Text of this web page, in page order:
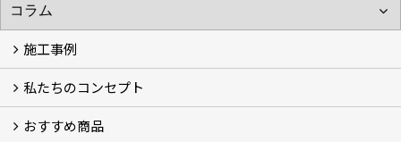
施工事例
施工事例
お客様の声 (46)
私たちのコンセプト
コンセプト
完成までの流れ
お庭のメンテナンスについて
おすすめ商品